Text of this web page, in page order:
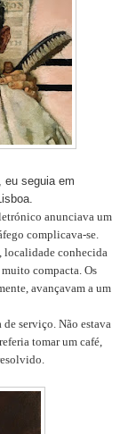
eu seguia em
anunciava um
complicava-se.
localidade conhecida
compacta. Os
avançavam a um
serviço. Não estava
tomar um café,